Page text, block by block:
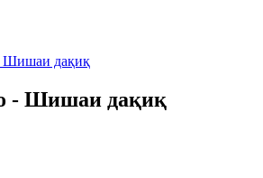
Шишаи дақиқ
- Шишаи дақиқ